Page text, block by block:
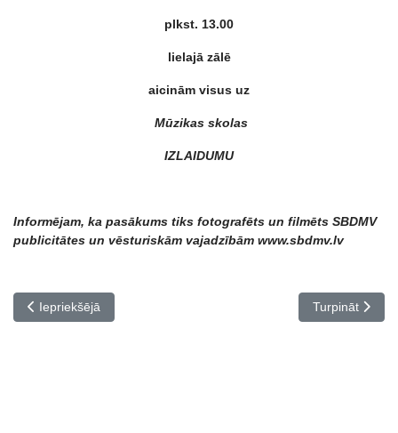
plkst. 13.00
lielajā zālē
aicinām visus uz
Mūzikas skolas
IZLAIDUMU
Informējam, ka pasākums tiks fotografēts un filmēts SBDMV
publicitātes un vēsturiskām vajadzībām www.sbdmv.lv
Iepriekšējais raksts: Apsveicam konkursa DOLCE CHITARRA
Iepriekšējā Nākamais
Turpināt